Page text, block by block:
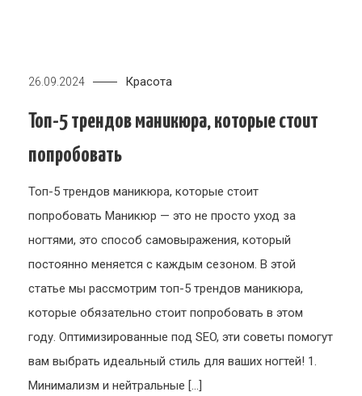
26.09.2024 Красота
Топ-5 трендов маникюра, которые стоит
попробовать
Топ-5 трендов маникюра, которые стоит
попробовать Маникюр — это не просто уход за
ногтями, это способ самовыражения, который
постоянно меняется с каждым сезоном. В этой
статье мы рассмотрим топ-5 трендов маникюра,
которые обязательно стоит попробовать в этом
году. Оптимизированные под SEO, эти советы помогут
вам выбрать идеальный стиль для ваших ногтей! 1.
Минимализм и нейтральные […]